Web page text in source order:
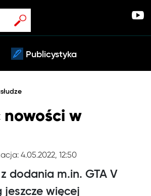
Publicystyka
nowości w
4.05.2022, 12:50
dodania m.in. GTA V
jeszcze więcej